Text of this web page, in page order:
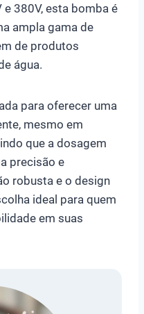
380V, esta bomba é
ampla gama de
de produtos
água.
para oferecer uma
mesmo em
que a dosagem
precisão e
robusta e o design
ideal para quem
em suas